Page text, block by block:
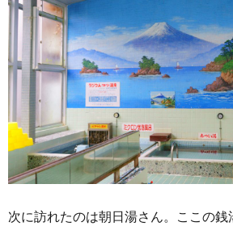
次に訪れたのは朝日湯さん。ここの